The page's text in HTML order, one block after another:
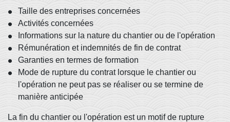
Taille des entreprises concernées
Activités concernées
Informations sur la nature du chantier ou de l'opération
Rémunération et indemnités de fin de contrat
Garanties en termes de formation
Mode de rupture du contrat lorsque le chantier ou
l'opération ne peut pas se réaliser ou se termine de
manière anticipée
La fin du chantier ou l'opération est un motif de rupture